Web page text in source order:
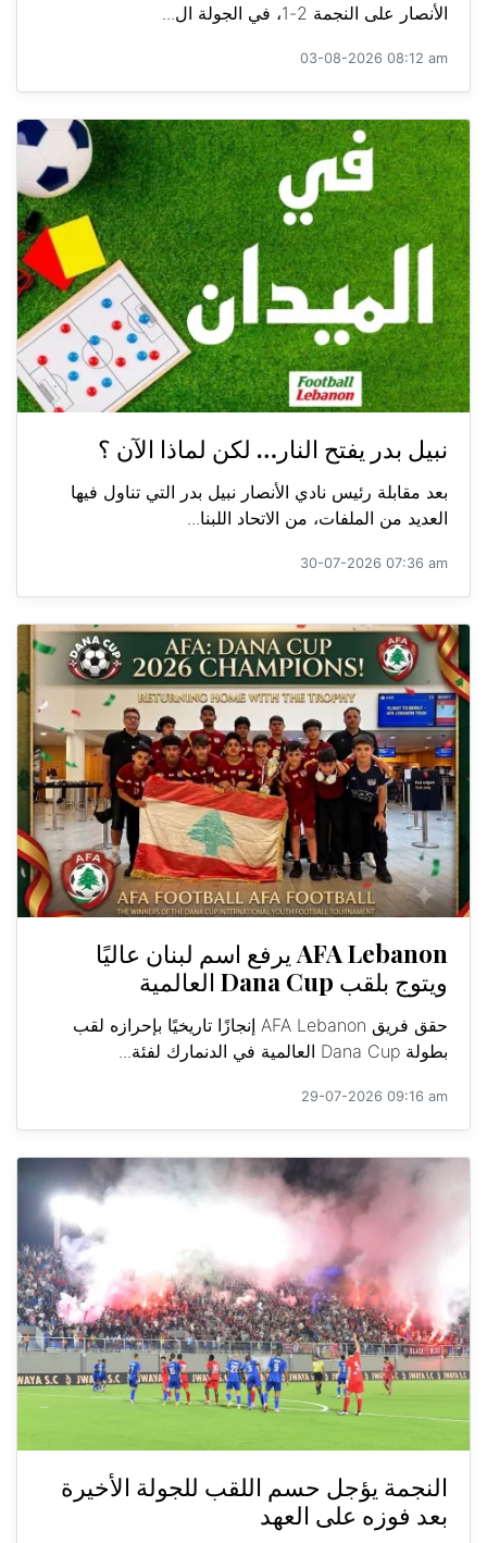
الأنصار على النجمة 2-1، في الجولة ال...
03-08-2026 08:12 am
نبيل بدر يفتح النار… لكن لماذا الآن ؟
بعد مقابلة رئيس نادي الأنصار نبيل بدر التي تناول فيها
العديد من الملفات، من الاتحاد اللبنا...
30-07-2026 07:36 am
AFA Lebanon يرفع اسم لبنان عاليًا
ويتوج بلقب Dana Cup العالمية
حقق فريق AFA Lebanon إنجازًا تاريخيًا بإحرازه لقب
بطولة Dana Cup العالمية في الدنمارك لفئة...
29-07-2026 09:16 am
النجمة يؤجل حسم اللقب للجولة الأخيرة
بعد فوزه على العهد